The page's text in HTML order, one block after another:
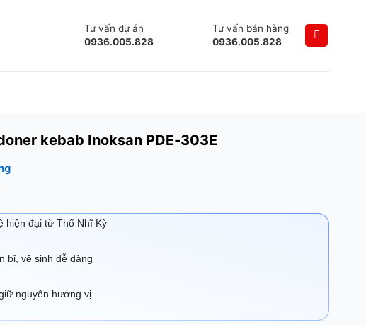
Tư vấn dự án
0936.005.828
Tư vấn bán hàng
0936.005.828
kebab Inoksan PDE-303E
hiện đại từ Thổ Nhĩ Kỳ
bỉ, vệ sinh dễ dàng
nguyên hương vị